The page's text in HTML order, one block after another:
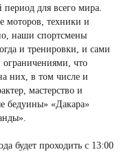
для всего мира.
моторов, техники и
наши спортсмены
и тренировки, и сами
ограничениями, что
них, в том числе и
мастерство и
бедуины» «Дакара»
будет проходить с 13:00